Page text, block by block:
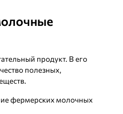
продукт. В его
полезных,
фермерских молочных